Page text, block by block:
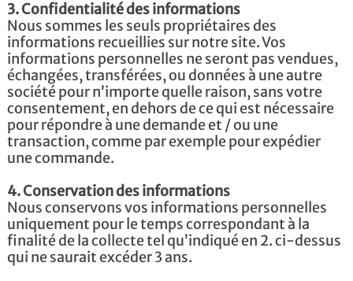
3. Confidentialité des informations
Nous sommes les seuls propriétaires des
informations recueillies sur notre site. Vos
informations personnelles ne seront pas vendues,
échangées, transférées, ou données à une autre
société pour n’importe quelle raison, sans votre
consentement, en dehors de ce qui est nécessaire
pour répondre à une demande et / ou une
transaction, comme par exemple pour expédier
une commande.
4. Conservation des informations
Nous conservons vos informations personnelles
uniquement pour le temps correspondant à la
finalité de la collecte tel qu’indiqué en 2. ci-dessus
qui ne saurait excéder 3 ans.